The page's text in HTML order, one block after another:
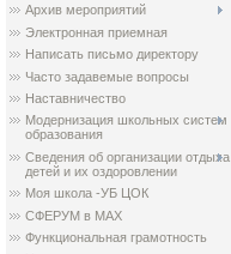
Архив мероприятий
Электронная приемная
Написать письмо директору
Часто задавемые вопросы
Наставничество
Модернизация школьных систем
образования
Сведения об организации отдыха
детей и их оздоровлении
Моя школа -УБ ЦОК
СФЕРУМ в МАХ
Функциональная грамотность